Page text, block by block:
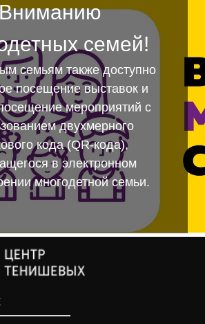
семей!
семьям также доступно
посещение выставок и
мероприятий с
двухмерного
кода (QR-кода),
в электронном
многодетной семьи.